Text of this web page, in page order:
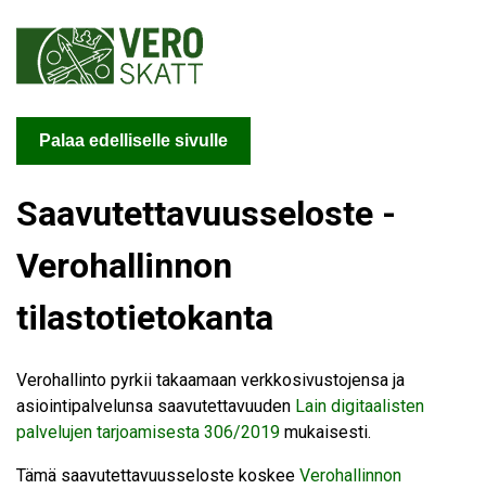
Palaa edelliselle sivulle
Saavutettavuusseloste -
Verohallinnon
tilastotietokanta
Verohallinto pyrkii takaamaan verkkosivustojensa ja
asiointipalvelunsa saavutettavuuden Lain digitaalisten
palvelujen tarjoamisesta 306/2019 mukaisesti.
Tämä saavutettavuusseloste koskee Verohallinnon